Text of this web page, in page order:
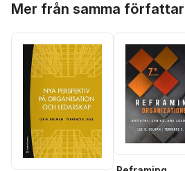
Mer från samma